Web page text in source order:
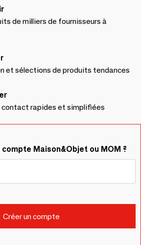
de milliers de fournisseurs à
et sélections de produits tendances
contact rapides et simplifiées
Maison&Objet ou MOM ?